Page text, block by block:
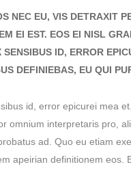
NEC EU, VIS DETRAXIT
EI EST. EOS EI NISL
ID, ERROR
DEFINIEBAS, EU QUI
id, error epicurei mea
omnium interpretaris pro,
ad. Quo eu etiam
apeirian definitionem